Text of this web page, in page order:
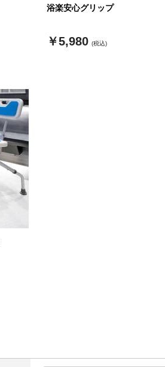
浴楽安心グリップ
￥5,980 (税込)